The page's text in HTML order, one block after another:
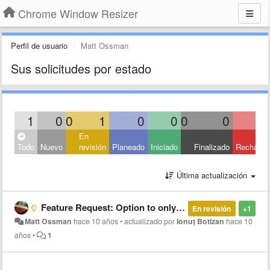
Chrome Window Resizer
Perfil de usuario Matt Ossman
Sus solicitudes por estado
1 0 0 1 0 0 0 0
Todo Nuevo
En
revisión Planeado Iniciado Finalizado
Última actualización
+1
En revisión
Feature Request: Option to only show tooltip if developer tools are open
Matt Ossman hace 10 años•actualizado porIonuț Botizan hace 10
años• 1